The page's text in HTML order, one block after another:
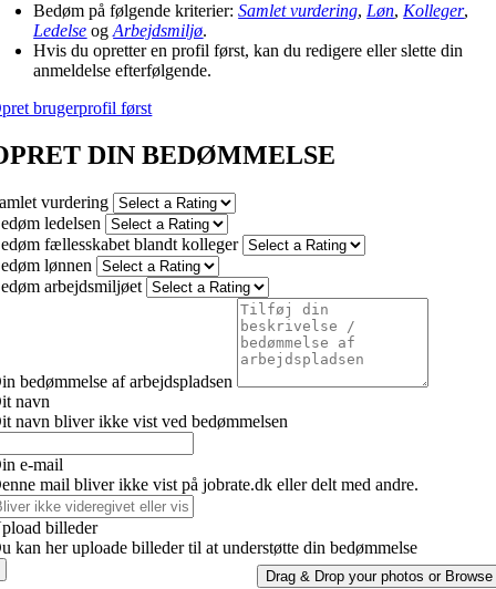
Bedøm på følgende kriterier:Samlet vurdering, Løn, Kolleger,
Ledelse ogArbejdsmiljø.
Hvis du opretter en profil først, kan du redigere eller slette din
anmeldelse efterfølgende.
brugerprofil først
DIN BEDØMMELSE
vurdering
ledelsen
fællesskabet blandt kolleger
lønnen
arbejdsmiljøet
bedømmelse af arbejdspladsen
navn
navn bliver ikke vist ved bedømmelsen
e-mail
mail bliver ikke vist på jobrate.dk eller delt med andre.
billeder
kan her uploade billeder til at understøtte din bedømmelse
Drag & Drop your photos or Browse